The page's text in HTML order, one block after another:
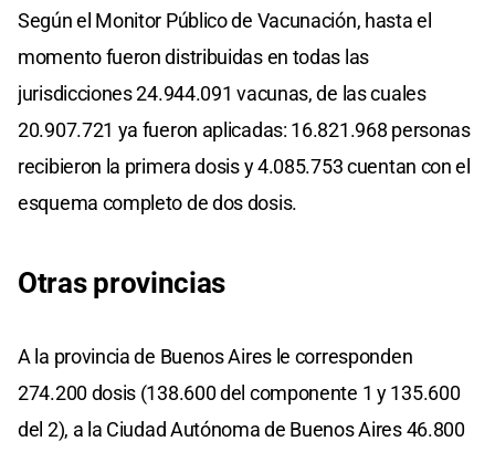
Según el Monitor Público de Vacunación, hasta el
momento fueron distribuidas en todas las
jurisdicciones 24.944.091 vacunas, de las cuales
20.907.721 ya fueron aplicadas: 16.821.968 personas
recibieron la primera dosis y 4.085.753 cuentan con el
esquema completo de dos dosis.
Otras provincias
A la provincia de Buenos Aires le corresponden
274.200 dosis (138.600 del componente 1 y 135.600
del 2), a la Ciudad Autónoma de Buenos Aires 46.800